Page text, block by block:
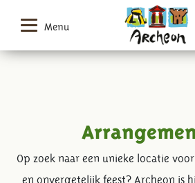
Menu
Op zoek naar een unieke locatie
en onvergetelijk feest? Archeon is